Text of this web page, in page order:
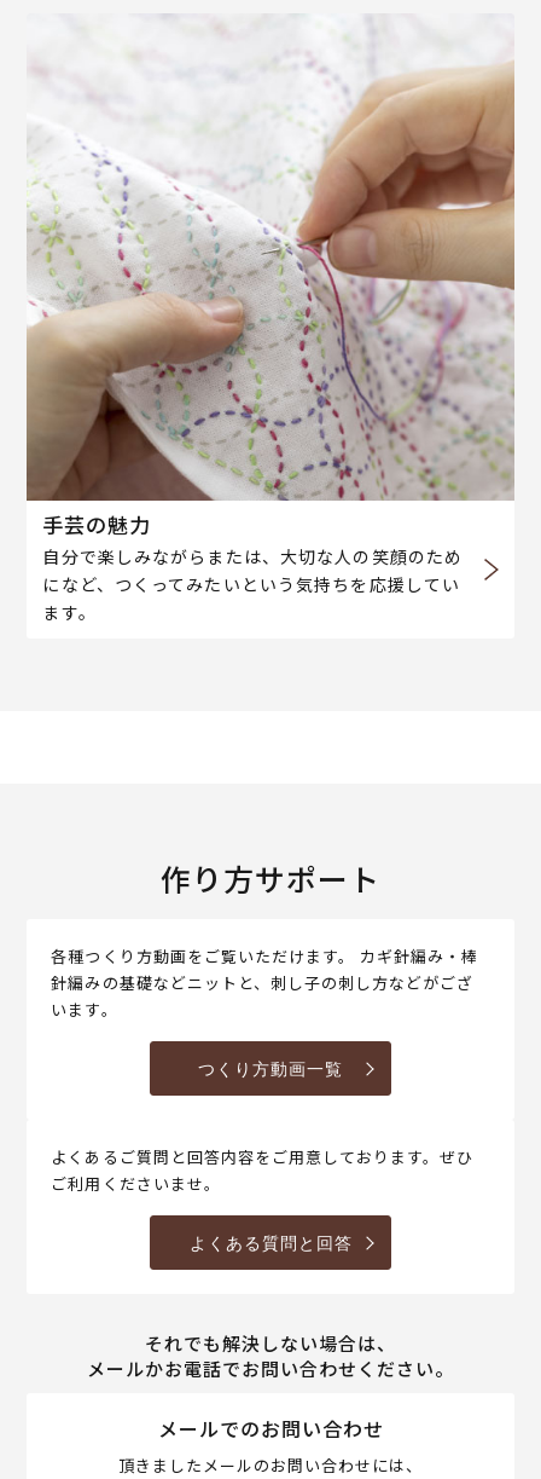
手芸の魅力
自分で楽しみながらまたは、大切な人の笑顔のため
になど、つくってみたいという気持ちを応援してい
ます。
作り方サポート
各種つくり方動画をご覧いただけます。 カギ針編み・棒
針編みの基礎などニットと、刺し子の刺し方などがござ
います。
つくり方動画一覧
よくあるご質問と回答内容をご用意しております。ぜひ
ご利用くださいませ。
よくある質問と回答
それでも解決しない場合は、
メールかお電話でお問い合わせください。
メールでのお問い合わせ
頂きましたメールのお問い合わせには、